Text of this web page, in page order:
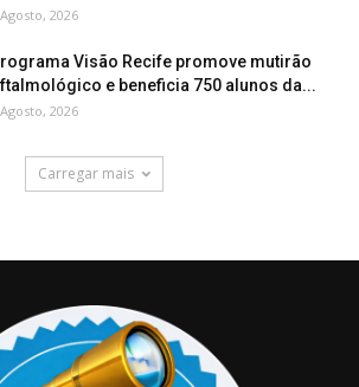
2026
Visão Recife promove mutirão
e beneficia 750 alunos da...
2026
Carregar mais